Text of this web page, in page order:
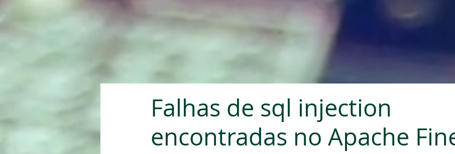
Falhas de sql injection
encontradas no Apache